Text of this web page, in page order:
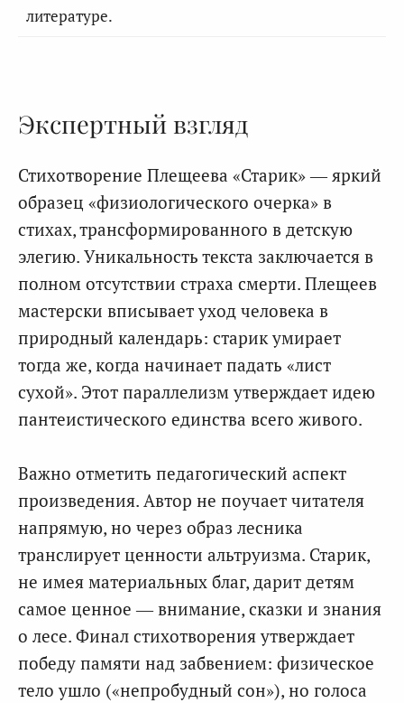
литературе.
Экспертный взгляд
Стихотворение Плещеева «Старик» — яркий
образец «физиологического очерка» в
стихах, трансформированного в детскую
элегию. Уникальность текста заключается в
полном отсутствии страха смерти. Плещеев
мастерски вписывает уход человека в
природный календарь: старик умирает
тогда же, когда начинает падать «лист
сухой». Этот параллелизм утверждает идею
пантеистического единства всего живого.
Важно отметить педагогический аспект
произведения. Автор не поучает читателя
напрямую, но через образ лесника
транслирует ценности альтруизма. Старик,
не имея материальных благ, дарит детям
самое ценное — внимание, сказки и знания
о лесе. Финал стихотворения утверждает
победу памяти над забвением: физическое
тело ушло («непробудный сон»), но голоса